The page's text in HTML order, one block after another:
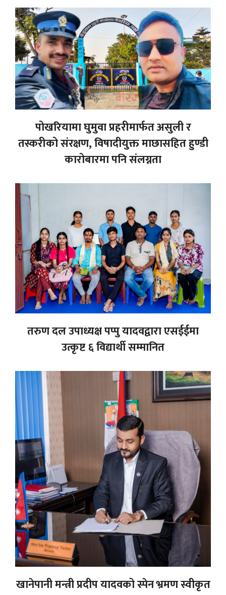
पोखरियामा घुमुवा प्रहरीमार्फत असुली र
तस्करीको संरक्षण, विषादीयुक्त माछासहित हुण्डी
कारोबारमा पनि संलग्नता
तरुण दल उपाध्यक्ष पप्पु यादवद्वारा एसईईमा
उत्कृष्ट ६ विद्यार्थी सम्मानित
खानेपानी मन्त्री प्रदीप यादवको स्पेन भ्रमण स्वीकृत